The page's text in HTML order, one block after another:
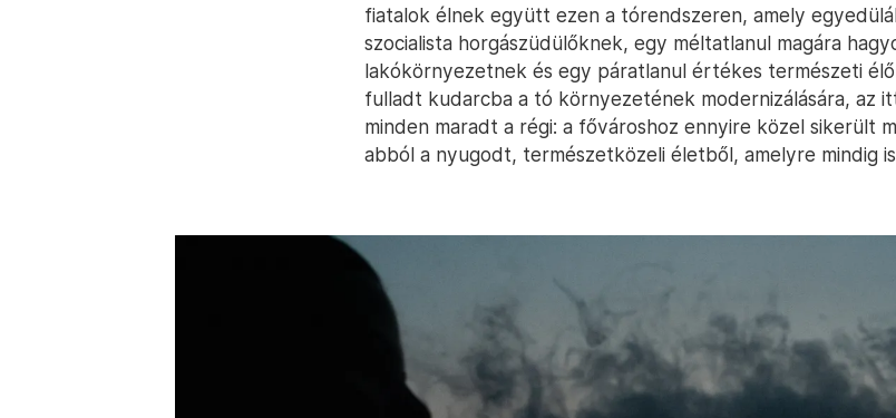
fiatalok élnek együtt ezen a tórendszeren, amely
szocialista horgászüdülőknek, egy méltatlanul magára
lakókörnyezetnek és egy páratlanul értékes természeti
fulladt kudarcba a tó környezetének modernizálására, az
minden maradt a régi: a fővároshoz ennyire közel sikerült
abból a nyugodt, természetközeli életből, amelyre mindig